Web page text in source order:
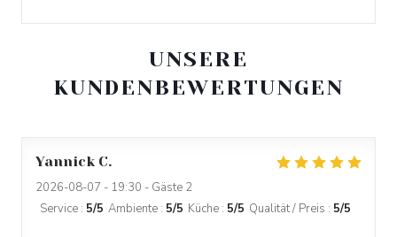
UNSERE
KUNDENBEWERTUNGEN
Yannick C
2026-08-07 - 19:30 - Gäste 2
Service : 5/5 Ambiente : 5/5 Küche : 5/5 Qualität / Preis : 5/5